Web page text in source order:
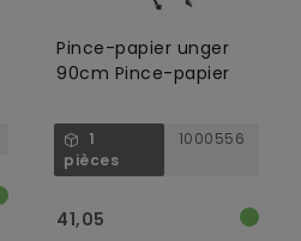
Pince-papier unger
90cm Pince-papier
1
pièces
1000556
41,05